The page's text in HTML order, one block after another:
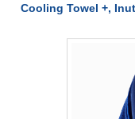
Cooling Towel +,